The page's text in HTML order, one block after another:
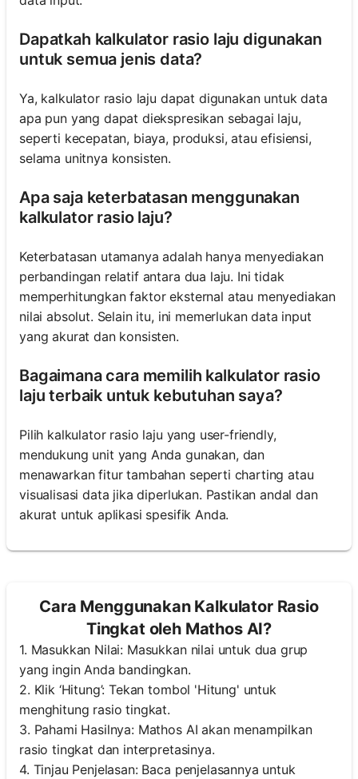
Dapatkah kalkulator rasio laju digunakan
untuk semua jenis data?
Ya, kalkulator rasio laju dapat digunakan untuk data
apa pun yang dapat diekspresikan sebagai laju,
seperti kecepatan, biaya, produksi, atau efisiensi,
selama unitnya konsisten.
Apa saja keterbatasan menggunakan
kalkulator rasio laju?
Keterbatasan utamanya adalah hanya menyediakan
perbandingan relatif antara dua laju. Ini tidak
memperhitungkan faktor eksternal atau menyediakan
nilai absolut. Selain itu, ini memerlukan data input
yang akurat dan konsisten.
Bagaimana cara memilih kalkulator rasio
laju terbaik untuk kebutuhan saya?
Pilih kalkulator rasio laju yang user-friendly,
mendukung unit yang Anda gunakan, dan
menawarkan fitur tambahan seperti charting atau
visualisasi data jika diperlukan. Pastikan andal dan
akurat untuk aplikasi spesifik Anda.
Cara Menggunakan Kalkulator Rasio
Tingkat oleh Mathos AI?
1. Masukkan Nilai: Masukkan nilai untuk dua grup
yang ingin Anda bandingkan.
2. Klik ‘Hitung’: Tekan tombol 'Hitung' untuk
menghitung rasio tingkat.
3. Pahami Hasilnya: Mathos AI akan menampilkan
rasio tingkat dan interpretasinya.
4. Tinjau Penjelasan: Baca penjelasannya untuk